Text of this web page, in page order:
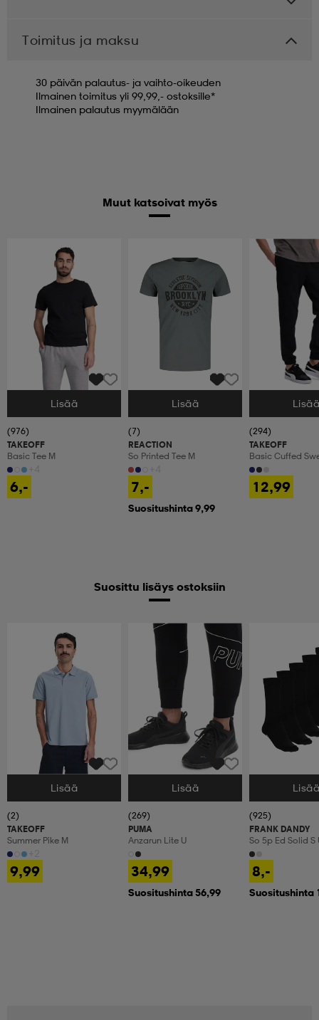
Toimitus ja maksu
30 päivän palautus- ja vaihto-oikeuden
Ilmainen toimitus yli 99,99,- ostoksille*
Ilmainen palautus myymälään
Muut katsoivat myös
Valitse Koko
Lisää
(976)
TAKEOFF
Basic Tee M
6,-
Valitse Koko
Lisää
(7)
REACTION
So Printed Tee M
7,-
Suositushinta 9,99
Valitse Koko
(294)
TAKEOFF
Basic Cuffed
Olohousut,
12,99
Suosittu lisäys ostoksiin
Valitse Koko
Lisää
(2)
TAKEOFF
Summer Pike M
9,99
Valitse Koko
Lisää
(269)
PUMA
Anzarun Lite U
34,99
Suositushinta 56,99
Valitse Koko
(925)
FRANK DANDY
So 5p Ed Solid S
8,-
Suositushinta